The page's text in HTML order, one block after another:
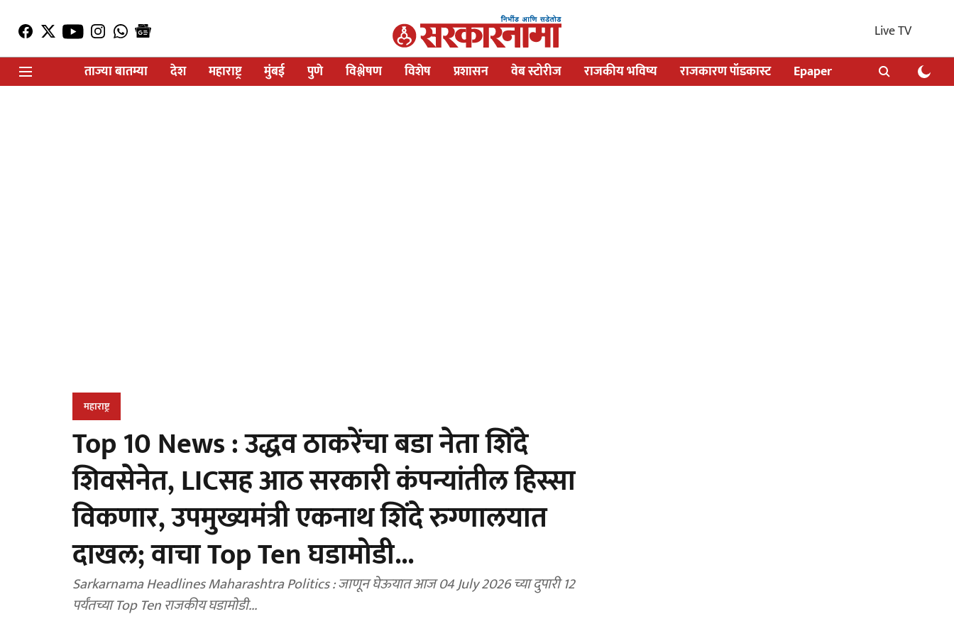
Live TV
ताज्या बातम्या
देश महाराष्ट्र मुंबई पुणे विश्लेषण विशेष प्रशासन वेब स्टोरीज राजकीय भविष्य राजकारण पॉडकास्ट Epaper
महाराष्ट्र
Top 10 News : उद्धव ठाकरेंचा बडा नेता शिंदे
शिवसेनेत, LICसह आठ सरकारी कंपन्यांतील हिस्सा
विकणार, उपमुख्यमंत्री एकनाथ शिंदे रुग्णालयात
दाखल; वाचा Top Ten घडामोडी...
Sarkarnama Headlines Maharashtra Politics : जाणून घेऊयात आज 04 July 2026 च्या दुपारी 12
पर्यंतच्या Top Ten राजकीय घडामोडी...